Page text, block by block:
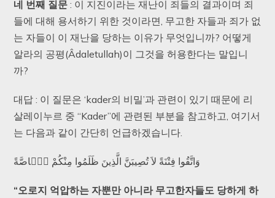
네 번째 질문 : 이 지진이라는 재난이 죄들의 결과이며 죄
들에 대해 용서하기 위한 것이라면, 무고한 자들과 죄가 없
는 자들이 이 재난을 당하는 이유가 무엇입니까? 어떻게
알라의 공평(Âdaletullah)이 그것을 허용한다는 말입니
까?
대답 : 이 질문은 ‘kader의 비밀’과 관련이 있기 때문에 리
살레이누르 중 “Kader”에 관련된 부분을 참고하고, 여기서
는 다음과 같이 간단히 언급하겠습니다.
وَاتَّقُوا فِتْنَةً لاَ تُصِيبَنَّ الَّذِينَ ظَلَمُوا مِنْكُمْ خَۤاصَّةً
“오로지 억압하는자뿐만 아니라 무고한자들도 당하게하